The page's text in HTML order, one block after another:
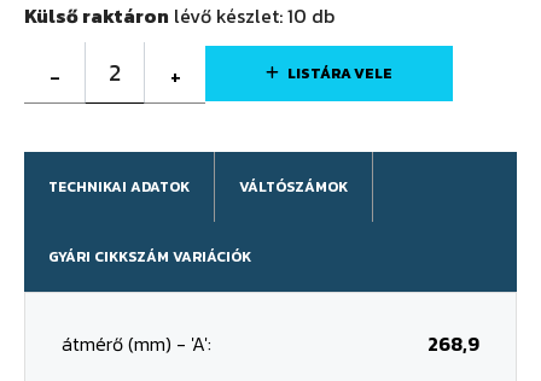
Külső raktáron lévő készlet:10 db
- 2 + LISTÁRA VELE
TECHNIKAI ADATOK VÁLTÓSZÁMOK
GYÁRI CIKKSZÁM VARIÁCIÓK
átmérő (mm) - 'A':
268,9